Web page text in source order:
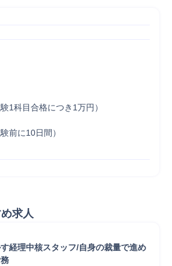
1科目合格につき1万円）
前に10日間）
求人
す経理中核スタッフ/自身の裁量で進め